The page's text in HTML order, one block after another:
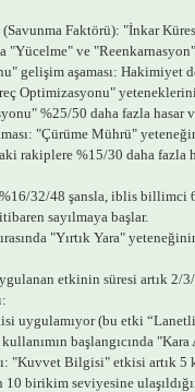
Faktörü): "İnkar
"Yücelme" ve
gelişim aşaması:
Optimizasyonu"
%25/50 daha fazla hasar
"Çürüme Mührü"
rakiplere %15/30 daha fazla
32/48 şansla, iblis
sayılmaya başlar.
"Yırtık Yara"
etkinin süresi artık 2/
uygulamıyor (bu etki “Lanetli
başlangıcında
"Kuvvet Bilgisi" etkisi artık 5
10 birikim seviyesine